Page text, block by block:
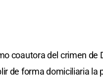
coautora del crimen de
de forma domiciliaria la